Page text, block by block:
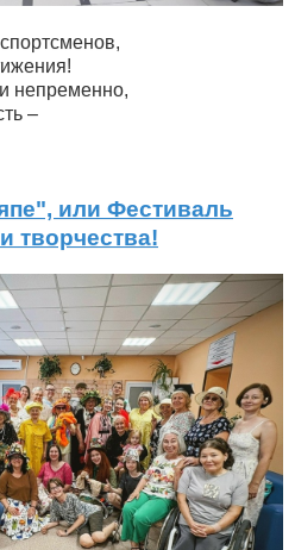
непременно,
–
или Фестиваль
творчества!